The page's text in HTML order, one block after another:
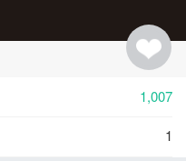
1,007
1